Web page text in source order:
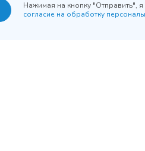
Нажимая на кнопку "Отправить",
согласие на обработку